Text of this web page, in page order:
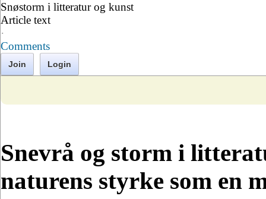
Snøstorm i litteratur og kunst
Article text
·
Comments
Join Login
Snevrå og storm i
naturens styrke som en